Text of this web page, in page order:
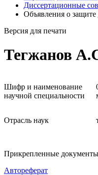
Диссертационные
Объявления о
Версия для печати
Тегжанов
Шифр и наименование
научной специальности
Отрасль наук
Прикрепленные документы
Автореферат